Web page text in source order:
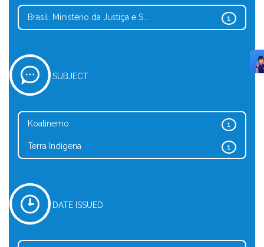
1
Brasil. Ministério da Justiça e S...
SUBJECT
1
Koatinemo
1
Terra Indígena
DATE ISSUED